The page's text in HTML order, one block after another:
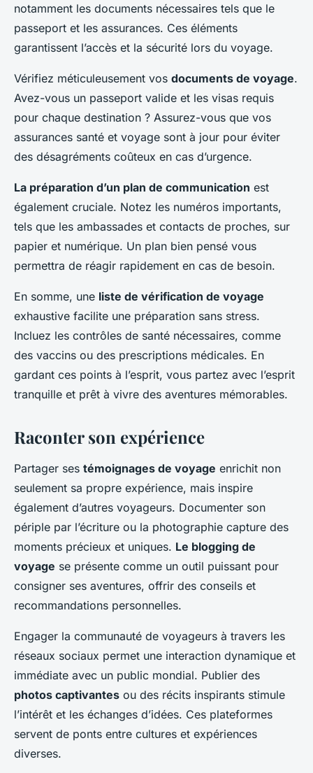
notamment les documents nécessaires tels que le
passeport et les assurances. Ces éléments
garantissent l’accès et la sécurité lors du voyage.
Vérifiez méticuleusement vos documents de voyage.
Avez-vous un passeport valide et les visas requis
pour chaque destination ? Assurez-vous que vos
assurances santé et voyage sont à jour pour éviter
des désagréments coûteux en cas d’urgence.
La préparation d’un plan de communication est
également cruciale. Notez les numéros importants,
tels que les ambassades et contacts de proches, sur
papier et numérique. Un plan bien pensé vous
permettra de réagir rapidement en cas de besoin.
En somme, une liste de vérification de voyage
exhaustive facilite une préparation sans stress.
Incluez les contrôles de santé nécessaires, comme
des vaccins ou des prescriptions médicales. En
gardant ces points à l’esprit, vous partez avec l’esprit
tranquille et prêt à vivre des aventures mémorables.
Raconter son expérience
Partager ses témoignages de voyage enrichit non
seulement sa propre expérience, mais inspire
également d’autres voyageurs. Documenter son
périple par l’écriture ou la photographie capture des
moments précieux et uniques. Le blogging de
voyage se présente comme un outil puissant pour
consigner ses aventures, offrir des conseils et
recommandations personnelles.
Engager la communauté de voyageurs à travers les
réseaux sociaux permet une interaction dynamique et
immédiate avec un public mondial. Publier des
photos captivantes ou des récits inspirants stimule
l’intérêt et les échanges d’idées. Ces plateformes
servent de ponts entre cultures et expériences
diverses.